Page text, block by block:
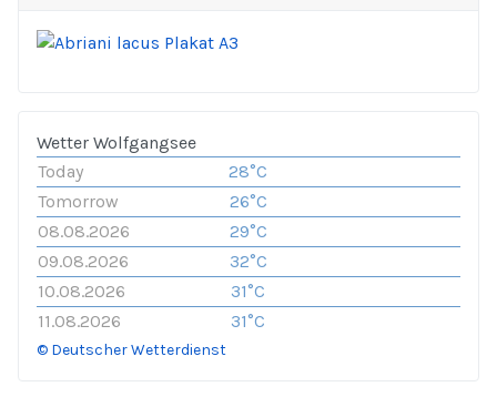
Wetter Wolfgangsee
Today
28°C
Tomorrow
26°C
08.08.2026
29°C
09.08.2026
32°C
10.08.2026
31°C
11.08.2026
31°C
© Deutscher Wetterdienst